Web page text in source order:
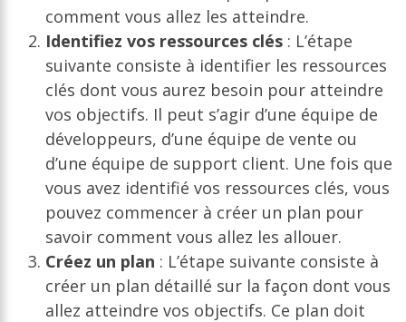
comment vous allez les atteindre.
Identifiez vos ressources clés: L’étape
suivante consiste à identifier les ressources
clés dont vous aurez besoin pour atteindre
vos objectifs. Il peut s’agir d’une équipe de
développeurs, d’une équipe de vente ou
d’une équipe de support client. Une fois que
vous avez identifié vos ressources clés, vous
pouvez commencer à créer un plan pour
savoir comment vous allez les allouer.
Créez un plan : L’étape suivante consiste à
créer un plan détaillé sur la façon dont vous
allez atteindre vos objectifs. Ce plan doit